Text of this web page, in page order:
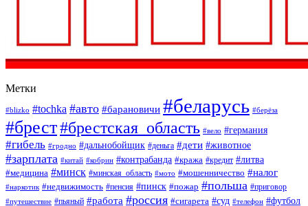
Метки
#blizko #tochka #авто #барановичи #беларусь #берёза
#брест#брестская_область #вело #германия
#гибель #гродно #дальнобойщик #деньга #дети #животное
#зарплата #китай #кобрин #контрабанда #кража #кредит #литва
#медицина #минск #минская_область #мото #мошенничество #налог
#наркотик #недвижимость #пенсия #пинск #пожар #польша #приговор
#путешествие #пьяный #работа #россия #сигарета #суд #телефон #футбол